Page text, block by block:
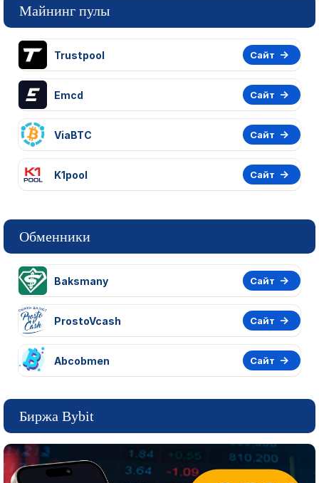
Майнинг пулы
Trustpool Сайт
Emcd Сайт
ViaBTC Сайт
K1pool Сайт
Обменники
Baksmany Сайт
ProstoVcash Сайт
Abcobmen Сайт
Биржа Bybit